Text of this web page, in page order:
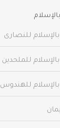
للنصارى
للملحدين
للهندوس